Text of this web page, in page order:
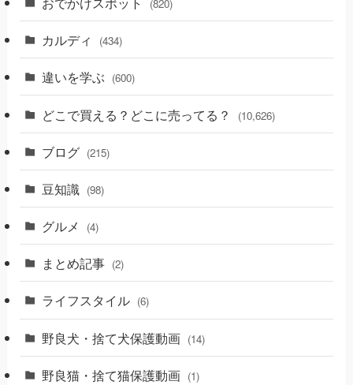
(820)
カルディ (434)
違いを学ぶ (600)
どこで買える？どこに売ってる？ (10,626)
ブログ (215)
豆知識 (98)
グルメ (4)
まとめ記事 (2)
ライフスタイル (6)
野良犬・捨て犬保護動画 (14)
野良猫・捨て猫保護動画 (1)